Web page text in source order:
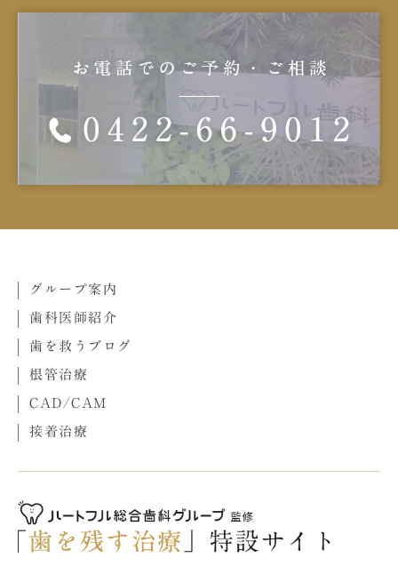
グループ案内
歯科医師紹介
歯を救うブログ
根管治療
CAD/CAM
接着治療